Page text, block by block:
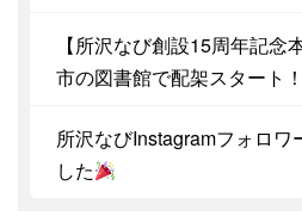
【所沢なび創設15周年記念
市の図書館で配架スタート！
所沢なびInstagramフォロワ
した